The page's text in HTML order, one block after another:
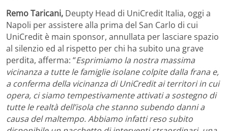
Remo Taricani, Deupty Head di UniCredit Italia, oggi a
Napoli per assistere alla prima del San Carlo di cui
UniCredit è main sponsor, annullata per lasciare spazio
al silenzio ed al rispetto per chi ha subito una grave
perdita, afferma: “Esprimiamo la nostra massima
vicinanza a tutte le famiglie isolane colpite dalla frana e,
a conferma della vicinanza di UniCredit ai territori in cui
opera, ci siamo tempestivamente attivati a sostegno di
tutte le realtà dell’isola che stanno subendo danni a
causa del maltempo. Abbiamo infatti reso subito